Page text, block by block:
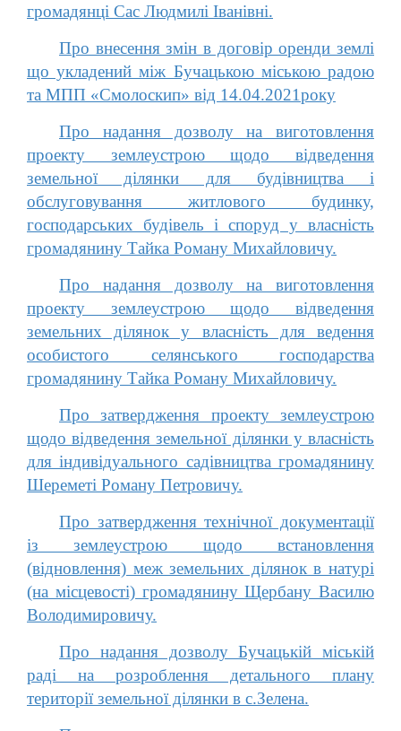
громадянці Сас Людмилі Іванівні.
Про внесення змін в договір оренди землі
що укладений між Бучацькою міською радою
та МПП «Смолоскип» від 14.04.2021року
Про надання дозволу на виготовлення
проекту землеустрою щодо відведення
земельної ділянки для будівництва і
обслуговування житлового будинку,
господарських будівель і споруд у власність
громадянину Тайка Роману Михайловичу.
Про надання дозволу на виготовлення
проекту землеустрою щодо відведення
земельних ділянок у власність для ведення
особистого селянського господарства
громадянину Тайка Роману Михайловичу.
Про затвердження проекту землеустрою
щодо відведення земельної ділянки у власність
для індивідуального садівництва громадянину
Шереметі Роману Петровичу.
Про затвердження технічної документації
із землеустрою щодо встановлення
(відновлення) меж земельних ділянок в натурі
(на місцевості) громадянину Щербану Василю
Володимировичу.
Про надання дозволу Бучацькій міській
раді на розроблення детального плану
території земельної ділянки в с.Зелена.